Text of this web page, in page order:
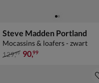
Steve Madden Portland
Mocassins & loafers - zwart
van € 129,99 voor € 90,99
129,99 90,99